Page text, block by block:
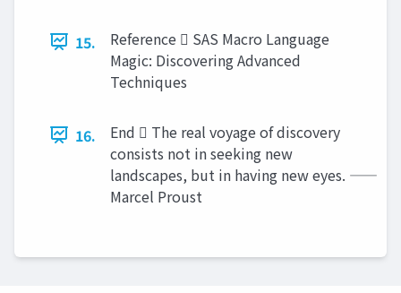
15.
Reference  SAS Macro Language
Magic: Discovering Advanced
Techniques
16.
End  The real voyage of discovery
consists not in seeking new
landscapes, but in having new eyes. ――
Marcel Proust